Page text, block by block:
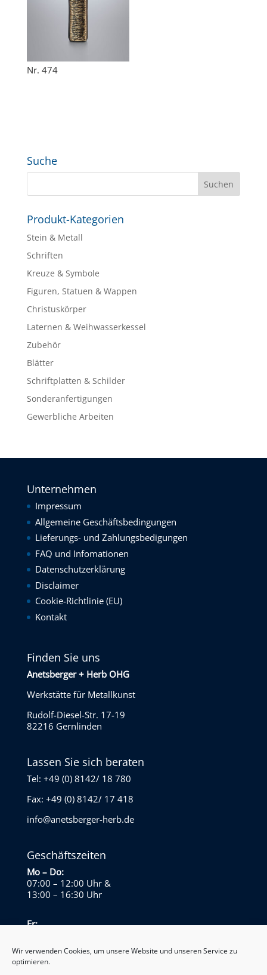
Wir verwenden Cookies, um unsere Website und unseren Service zu
optimieren.
Nr. 474
Suche
Produkt-Kategorien
Stein & Metall
Schriften
Kreuze & Symbole
Figuren, Statuen & Wappen
Christuskörper
Laternen & Weihwasserkessel
Zubehör
Blätter
Schriftplatten & Schilder
Sonderanfertigungen
Gewerbliche Arbeiten
Unternehmen
Impressum
Allgemeine Geschäftsbedingungen
Lieferungs- und Zahlungsbedigungen
FAQ und Infomationen
Datenschutzerklärung
Disclaimer
Cookie-Richtlinie (EU)
Kontakt
Finden Sie uns
Anetsberger + Herb OHG
Werkstätte für Metallkunst
Rudolf-Diesel-Str. 17-19
82216 Gernlinden
Lassen Sie sich beraten
Tel: +49 (0) 8142/ 18 780
Fax: +49 (0) 8142/ 17 418
info@anetsberger-herb.de
Geschäftszeiten
Mo – Do:
07:00 – 12:00 Uhr&
13:00 – 16:30 Uhr
Fr:
Sa – So: